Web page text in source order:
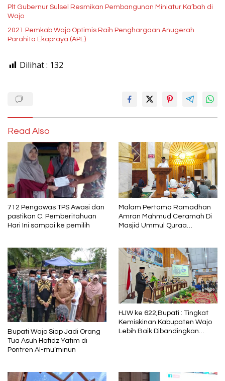
Plt Gubernur Sulsel Resmikan Pembangunan Miniatur Ka’bah di
Wajo
2021 Pemkab Wajo Optimis Raih Penghargaan Anugerah
Parahita Ekapraya (APE)
Dilihat : 132
Read Also
712 Pengawas TPS Awasi dan
pastikan C. Pemberitahuan
Hari Ini sampai ke pemilih
Malam Pertama Ramadhan
Amran Mahmud Ceramah Di
Masjid Ummul Quraa
Bupati Wajo Siap Jadi Orang
Tua Asuh Hafidz Yatim di
Pontren Al-mu’minun
HJW ke 622,Bupati : Tingkat
Kemiskinan Kabupaten Wajo
Lebih Baik Dibandingkan